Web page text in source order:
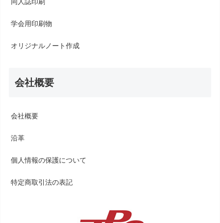
学会用印刷物
オリジナルノート作成
会社概要
会社概要
沿革
個人情報の保護について
特定商取引法の表記